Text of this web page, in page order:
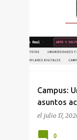
Campus:
asuntos
el julio 17,
0